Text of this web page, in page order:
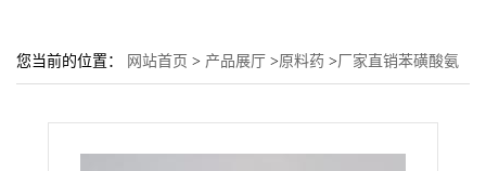
您当前的位置： 网站首页 > 产品展厅 >原料药 >厂家直销苯磺酸氨